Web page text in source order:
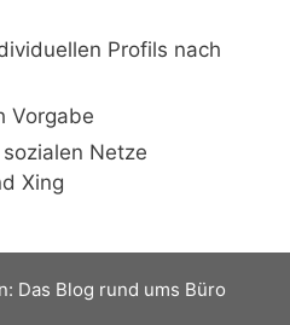
Profils nach
Vorgabe
Netze
Xing
Das Blog rund ums Büro